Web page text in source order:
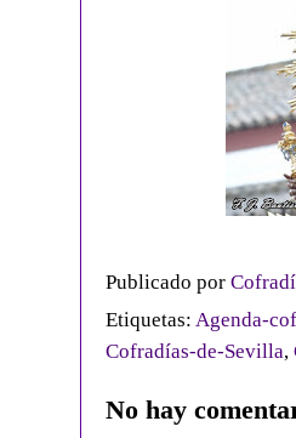
Publicado por
Etiquetas: Agenda-
Cofradías-de-Sevilla,
No hay